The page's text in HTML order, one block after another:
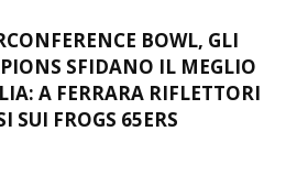
BOWL, GLI
SFIDANO IL MEGLIO
A FERRARA RIFLETTORI
SUI FROGS 65ERS